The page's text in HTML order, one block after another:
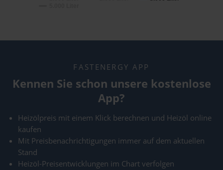
FASTENERGY APP
Kennen Sie schon unsere kostenlose
App?
Heizölpreis mit einem Klick berechnen und Heizöl online
kaufen
Mit Preisbenachrichtigungen immer auf dem aktuellen
Stand
Heizöl-Preisentwicklungen im Chart verfolgen